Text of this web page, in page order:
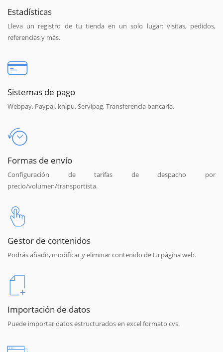
Estadísticas
Lleva un registro de tu tienda en un solo lugar: visitas, pedidos,
referencias y más.
Sistemas de pago
Webpay, Paypal, khipu, Servipag, Transferencia bancaria.
Formas de envío
Configuración de tarifas de despacho por
precio/volumen/transportista.
Gestor de contenidos
Podrás añadir, modificar y eliminar contenido de tu página web.
Importación de datos
Puede importar datos estructurados en excel formato cvs.